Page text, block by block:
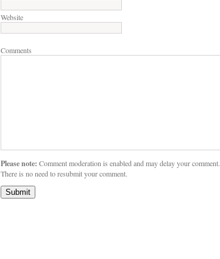
Website
Comments
Please note: Comment moderation is enabled and may delay your comment.
There is no need to resubmit your comment.